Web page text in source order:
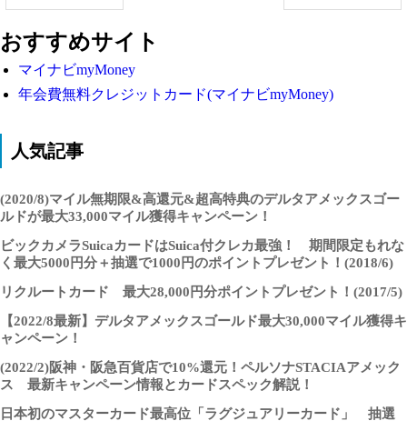
おすすめサイト
マイナビmyMoney
年会費無料クレジットカード(マイナビmyMoney)
人気記事
(2020/8)マイル無期限&高還元&超高特典のデルタアメックスゴー
ルドが最大33,000マイル獲得キャンペーン！
ビックカメラSuicaカードはSuica付クレカ最強！ 期間限定もれな
く最大5000円分＋抽選で1000円のポイントプレゼント！(2018/6)
リクルートカード 最大28,000円分ポイントプレゼント！(2017/5)
【2022/8最新】デルタアメックスゴールド最大30,000マイル獲得キ
ャンペーン！
(2022/2)阪神・阪急百貨店で10%還元！ペルソナSTACIAアメック
ス 最新キャンペーン情報とカードスペック解説！
日本初のマスターカード最高位「ラグジュアリーカード」 抽選